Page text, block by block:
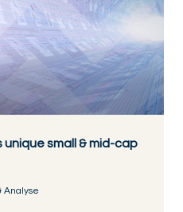
small & mid-cap
Analyse